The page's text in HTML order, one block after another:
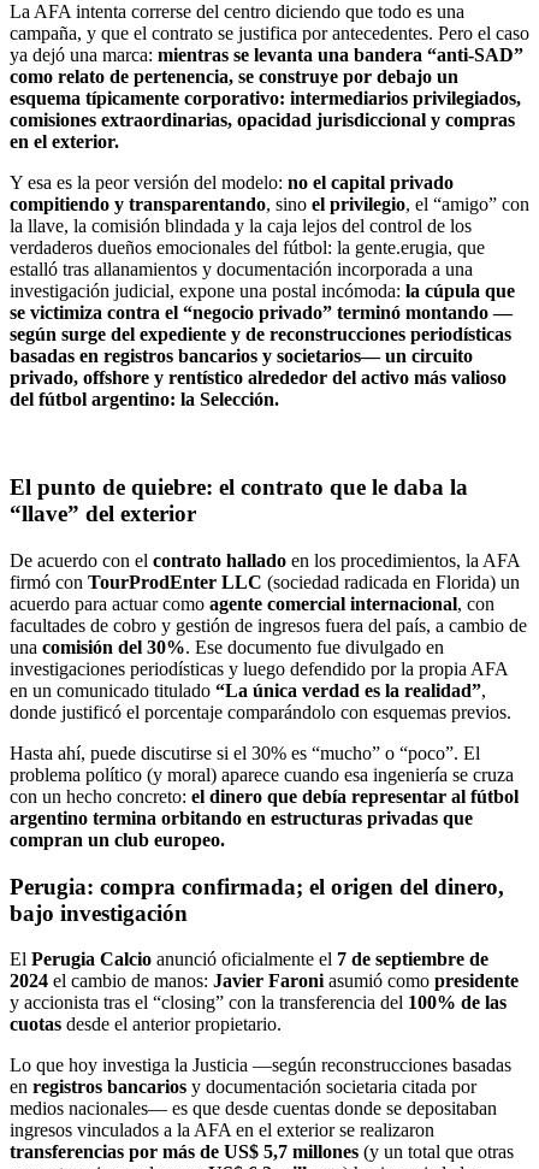
La AFA intenta correrse del centro diciendo que todo es una
campaña, y que el contrato se justifica por antecedentes. Pero el caso
ya dejó una marca: mientras se levanta una bandera “anti-SAD”
como relato de pertenencia, se construye por debajo un
esquema típicamente corporativo: intermediarios privilegiados,
comisiones extraordinarias, opacidad jurisdiccional y compras
en el exterior.
Y esa es la peor versión del modelo: no el capital privado
compitiendo y transparentando, sino el privilegio, el “amigo” con
la llave, la comisión blindada y la caja lejos del control de los
verdaderos dueños emocionales del fútbol: la gente.erugia, que
estalló tras allanamientos y documentación incorporada a una
investigación judicial, expone una postal incómoda: la cúpula que
se victimiza contra el “negocio privado” terminó montando —
según surge del expediente y de reconstrucciones periodísticas
basadas en registros bancarios y societarios— un circuito
privado, offshore y rentístico alrededor del activo más valioso
del fútbol argentino: la Selección.
El punto de quiebre: el contrato que le daba la
“llave” del exterior
De acuerdo con el contrato hallado en los procedimientos, la AFA
firmó con TourProdEnter LLC (sociedad radicada en Florida) un
acuerdo para actuar como agente comercial internacional, con
facultades de cobro y gestión de ingresos fuera del país, a cambio de
una comisión del 30%. Ese documento fue divulgado en
investigaciones periodísticas y luego defendido por la propia AFA
en un comunicado titulado “La única verdad es la realidad”,
donde justificó el porcentaje comparándolo con esquemas previos.
Hasta ahí, puede discutirse si el 30% es “mucho” o “poco”. El
problema político (y moral) aparece cuando esa ingeniería se cruza
con un hecho concreto: el dinero que debía representar al fútbol
argentino termina orbitando en estructuras privadas que
compran un club europeo.
Perugia: compra confirmada; el origen del dinero,
bajo investigación
El Perugia Calcio anunció oficialmente el 7 de septiembre de
2024 el cambio de manos: Javier Faroni asumió como presidente
y accionista tras el “closing” con la transferencia del 100% de las
cuotas desde el anterior propietario.
Lo que hoy investiga la Justicia —según reconstrucciones basadas
en registros bancarios y documentación societaria citada por
medios nacionales— es que desde cuentas donde se depositaban
ingresos vinculados a la AFA en el exterior se realizaron
transferencias por más de US$ 5,7 millones (y un total que otras